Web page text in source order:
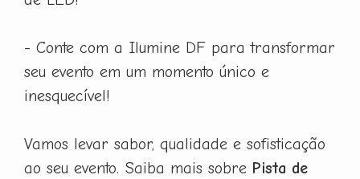
- Conte com a Ilumine DF para transformar
seu evento em um momento único e
inesquecível!
Vamos levar sabor, qualidade e sofisticação
ao seu evento. Saiba mais sobre Pista de